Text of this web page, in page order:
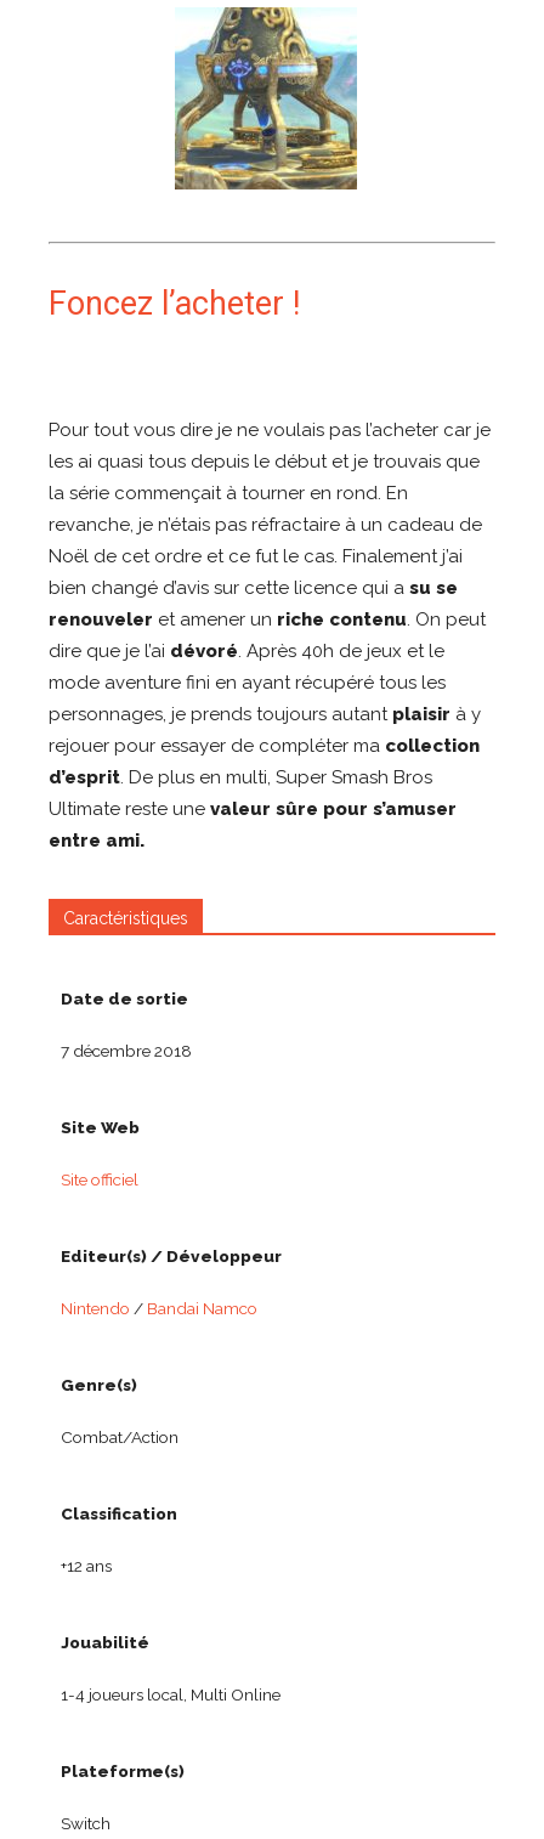
Foncez l’acheter !
Pour tout vous dire je ne voulais pas l’acheter car je
les ai quasi tous depuis le début et je trouvais que
la série commençait à tourner en rond. En
revanche, je n’étais pas réfractaire à un cadeau de
Noël de cet ordre et ce fut le cas. Finalement j’ai
bien changé d’avis sur cette licence qui a su se
renouveler et amener un riche contenu . On peut
dire que je l’ai dévoré . Après 40h de jeux et le
mode aventure fini en ayant récupéré tous les
personnages, je prends toujours autant plaisir à y
rejouer pour essayer de compléter ma collection
d’esprit . De plus en multi, Super Smash Bros
Ultimate reste une valeur sûre pour s’amuser
entre ami.
Caractéristiques
Date de sortie
7 décembre 2018
Site Web
Site officiel
Editeur(s) / Développeur
Nintendo / Bandai Namco
Genre(s)
Combat/Action
Classification
+12 ans
Jouabilité
1-4 joueurs local, Multi Online
Plateforme(s)
Switch